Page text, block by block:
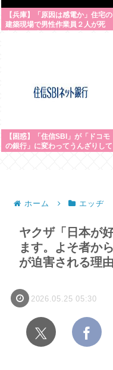
【兵庫】「原因は感電か」住宅の
建築現場で男性作業員２人が死
【困惑】「住信SBI」が「ドコモ
の銀行」に変わってうんざりして
ホーム エッヂ
ヤクザ「日本が
ます。よそ者か
が迫害される理由
2026.05.25 05:30